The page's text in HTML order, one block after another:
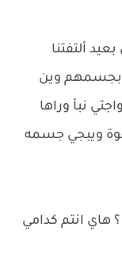
ألتفتنا
بجسمهم وين
نبأ وراها
ويبجي جسمه
هاي انتم كدامي